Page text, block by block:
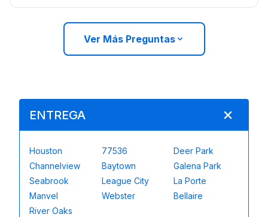
Ver Más Preguntas
ENTREGA
Houston 77536
Deer Park
Channelview
Baytown
Galena Park
Seabrook
League City
La Porte
Manvel
Webster
Bellaire
River Oaks